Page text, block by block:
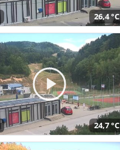
26,4 °C
24,7 °C